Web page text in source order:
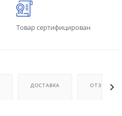
Товар сертифицирован
ДОСТАВКА ОТЗЫВЫ